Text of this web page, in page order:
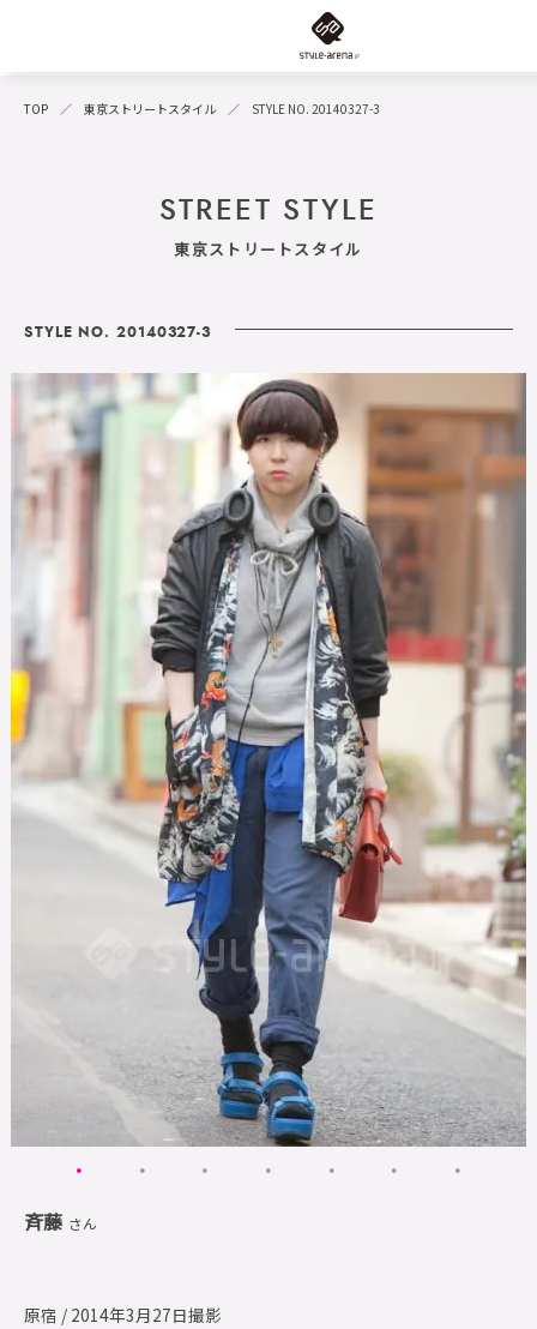
TOP 東京ストリートスタイル STYLE NO. 20140327-3
STREET STYLE
東京ストリートスタイル
STYLE NO. 20140327-3
斉藤 さん
原宿 / 2014年3月27日撮影